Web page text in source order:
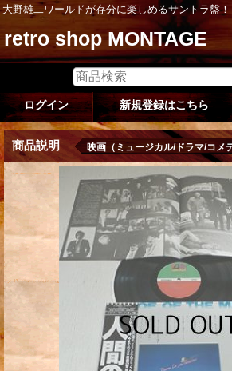
大野雄二ワールドが存分に楽しめるサントラ盤！
retro shop MONTAGE
ログイン 新規登録はこちら
商品説明 映画（ミュージカル/ドラマ/コメ